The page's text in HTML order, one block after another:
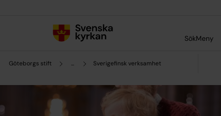
SökMeny
Göteborgs stift ... Sverigefinsk verksamhet